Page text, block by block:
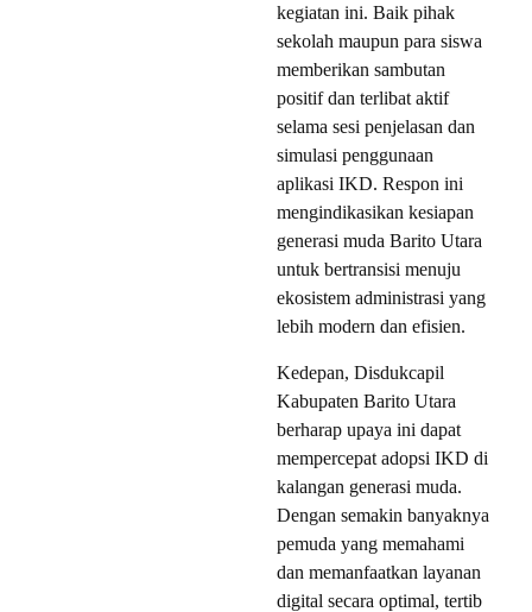
kegiatan ini. Baik pihak
sekolah maupun para siswa
memberikan sambutan
positif dan terlibat aktif
selama sesi penjelasan dan
simulasi penggunaan
aplikasi IKD. Respon ini
mengindikasikan kesiapan
generasi muda Barito Utara
untuk bertransisi menuju
ekosistem administrasi yang
lebih modern dan efisien.
Kedepan, Disdukcapil
Kabupaten Barito Utara
berharap upaya ini dapat
mempercepat adopsi IKD di
kalangan generasi muda.
Dengan semakin banyaknya
pemuda yang memahami
dan memanfaatkan layanan
digital secara optimal, tertib